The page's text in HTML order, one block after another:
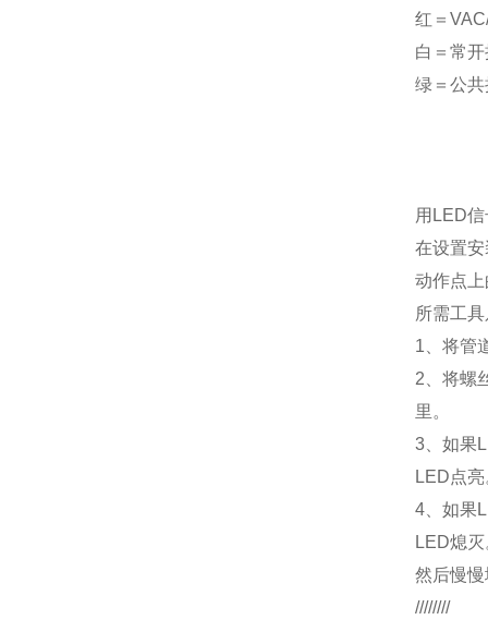
红＝
白＝常
绿＝公
用LED
在设置
动作点
所需工
1 、将
2、将螺
里。
3、如果
LED点
4、如果
LED熄
然后慢
////////